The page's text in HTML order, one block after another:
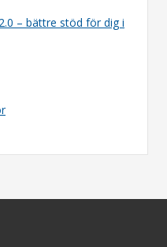
– bättre stöd för dig i